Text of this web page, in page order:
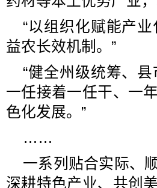
“以组织化赋能产
益农长效机制。”
“健全州级统筹、
一任接着一任干、一
色化发展。”
……
一系列贴合实际、
深耕特色产业、共创